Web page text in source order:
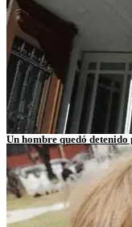
Un hombre quedó